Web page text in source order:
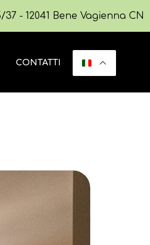
- 12041 Bene Vagienna CN
CONTATTI